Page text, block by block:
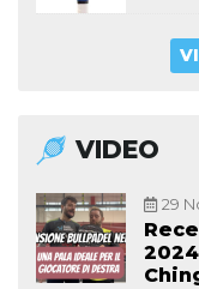
VIDEO
29